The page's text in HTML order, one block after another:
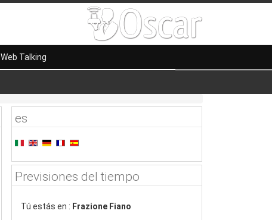
Web Talking
es
Previsiones del tiempo
Tú estás en : Frazione Fiano